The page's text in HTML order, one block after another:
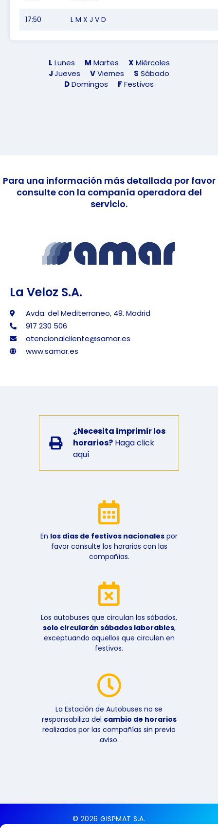
17:50 L M X J V D
L Lunes M Martes XMiércoles
JJueves VViernes S Sábado
DDomingos F Festivos
Para una información más detallada por favor
consulte con la companía operadora del
servicio.
La Veloz S.A.
Avda. del Mediterraneo, 49. Madrid
917 230 506
atencionalcliente@samar.es
www.samar.es
¿Necesita imprimir los
horarios?Haga click
aquí
En los días de festivos nacionales por
favor consulte los horarios con las
compañías.
Los autobuses que circulan los sábados,
solo circularán sábados laborables,
exceptuando aquellos que circulen en
festivos.
La Estación de Autobuses no se
responsabiliza del cambio de horarios
realizados por las compañías sin previo
aviso.
© 2026 GISPMAT S.A.